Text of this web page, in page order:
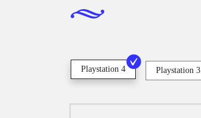
Playstation 4 Playstation 3